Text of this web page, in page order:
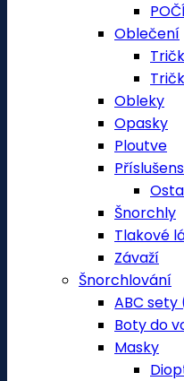
Oblečení
Obleky
Opasky
Ploutve
Šnorchly
Tlakové
Závaží
Šnorchlování
ABC
Boty do
Masky